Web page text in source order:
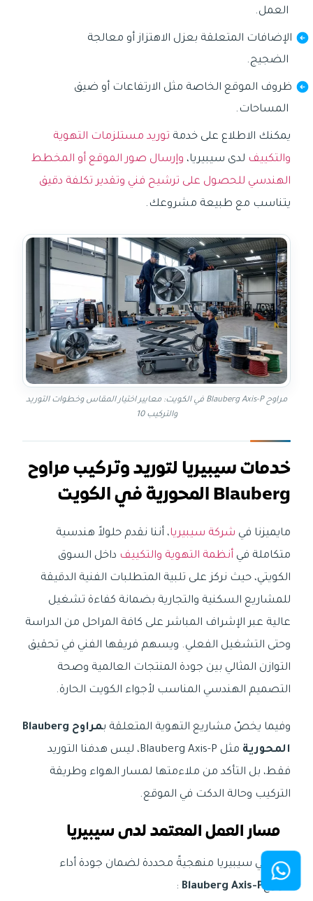
العمل.
الإضافات المتعلقة بعزل الاهتزاز أو معالجة
الضجيج.
ظروف الموقع الخاصة مثل الارتفاعات أو ضيق
المساحات.
يمكنك الاطلاع على خدمة توريد مستلزمات التهوية
والتكييف لدى سيبيريا، وإرسال صور الموقع أو المخطط
الهندسي للحصول على ترشيح فني وتقدير تكلفة دقيق
يتناسب مع طبيعة مشروعك.
مراوح Blauberg Axis-P في الكويت: معايير اختيار المقاس وخطوات التوريد
والتركيب 10
خدمات سيبيريا لتوريد وتركيب مراوح
Blauberg المحورية في الكويت
مايميزنا في شركة سيبيريا، أننا نقدم حلولاً هندسية
متكاملة في أنظمة التهوية والتكييف داخل السوق
الكويتي، حيث نركز على تلبية المتطلبات الفنية الدقيقة
للمشاريع السكنية والتجارية بضمانة كفاءة تشغيل
عالية عبر الإشراف المباشر على كافة المراحل من الدراسة
وحتى التشغيل الفعلي. ويسهم فريقها الفني في تحقيق
التوازن المثالي بين جودة المنتجات العالمية وصحة
التصميم الهندسي المناسب لأجواء الكويت الحارة.
وفيما يخصّ مشاريع التهوية المتعلقة ب
مراوح Blauberg
المحورية
مثل Blauberg Axis-P، ليس هدفنا التوريد
فقط، بل التأكد من ملاءمتها لمسار الهواء وطريقة
التركيب وحالة الدكت في الموقع.
مسار العمل المعتمد لدى سيبيريا
نتّبع في سيبيريا منهجيةً محددة لضمان جودة أداء
مراوحBlauberg Axis-P
: